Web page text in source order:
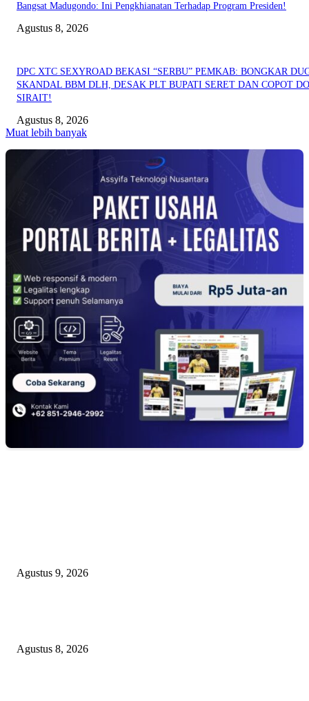
Bangsat Madugondo: Ini Pengkhianatan Terhadap Program Presiden!
Agustus 8, 2026
DPC XTC SEXYROAD BEKASI “SERBU” PEMKAB: BONGKAR
SKANDAL BBM DLH, DESAK PLT BUPATI SERET DAN COPOT
SIRAIT!
Agustus 8, 2026
Muat lebih banyak
Agustus 9, 2026
Agustus 8, 2026